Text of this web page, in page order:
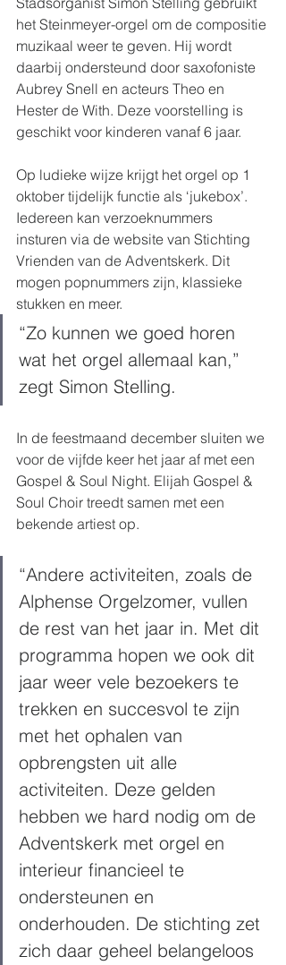
het Steinmeyer-orgel om de compositie
muzikaal weer te geven. Hij wordt
daarbij ondersteund door saxofoniste
Aubrey Snell en acteurs Theo en
Hester de With. Deze voorstelling is
geschikt voor kinderen vanaf 6 jaar.
Op ludieke wijze krijgt het orgel op 1
oktober tijdelijk functie als ‘jukebox’.
Iedereen kan verzoeknummers
insturen via de website van Stichting
Vrienden van de Adventskerk. Dit
mogen popnummers zijn, klassieke
stukken en meer.
“Zo kunnen we goed horen
wat het orgel allemaal kan,”
zegt Simon Stelling.
In de feestmaand december sluiten we
voor de vijfde keer het jaar af met een
Gospel & Soul Night. Elijah Gospel &
Soul Choir treedt samen met een
bekende artiest op.
“Andere activiteiten, zoals de
Alphense Orgelzomer, vullen
de rest van het jaar in. Met dit
programma hopen we ook dit
jaar weer vele bezoekers te
trekken en succesvol te zijn
met het ophalen van
opbrengsten uit alle
activiteiten. Deze gelden
hebben we hard nodig om de
Adventskerk met orgel en
interieur financieel te
ondersteunen en
onderhouden. De stichting zet
zich daar geheel belangeloos